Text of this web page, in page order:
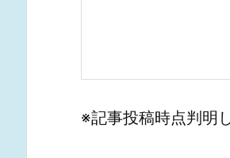
※記事投稿時点判明